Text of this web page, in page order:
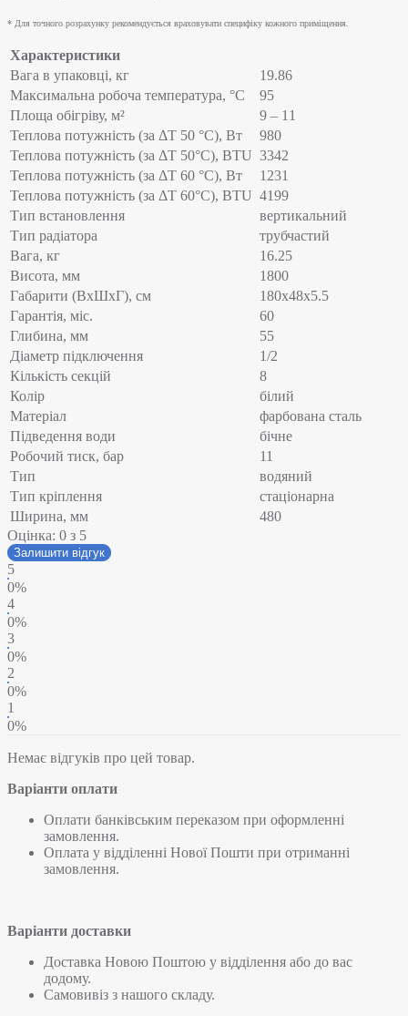
* Для точного розрахунку рекомендується враховувати специфіку кожного приміщення.
Характеристики
Вага в упаковці, кг
19.86
Максимальна робоча температура, °C
95
Площа обігріву, м²
9 – 11
Теплова потужність (за ΔT 50 °C), Вт
980
Теплова потужність (за ΔT 50°С), BTU 3342
Теплова потужність (за ΔT 60 °C), Вт
1231
Теплова потужність (за ΔT 60°С), BTU 4199
Тип встановлення
вертикальний
Тип радіатора
трубчастий
Вага, кг
16.25
Висота, мм
1800
Габарити (ВхШхГ), см
180x48x5.5
Гарантія, міс.
60
Глибина, мм
55
Діаметр підключення
1/2
Кількість секцій
8
Колір
білий
Матеріал
фарбована сталь
Підведення води
бічне
Робочий тиск, бар
11
Тип
водяний
Тип кріплення
стаціонарна
Ширина, мм
480
Оцінка: 0 з 5
Залишити відгук
5
0%
4
0%
3
0%
2
0%
1
0%
Немає відгуків про цей товар.
Варіанти оплати
Оплати банківським переказом при оформленні
замовлення.
Оплата у відділенні Нової Пошти при отриманні
замовлення.
Варіанти доставки
Доставка Новою Поштою у відділення або до вас
додому.
Самовивіз з нашого складу.